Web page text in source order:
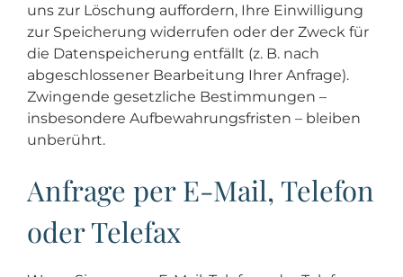
uns zur Löschung auffordern, Ihre Einwilligung
zur Speicherung widerrufen oder der Zweck für
die Datenspeicherung entfällt (z. B. nach
abgeschlossener Bearbeitung Ihrer Anfrage).
Zwingende gesetzliche Bestimmungen –
insbesondere Aufbewahrungsfristen – bleiben
unberührt.
Anfrage per E-Mail, Telefon
oder Telefax